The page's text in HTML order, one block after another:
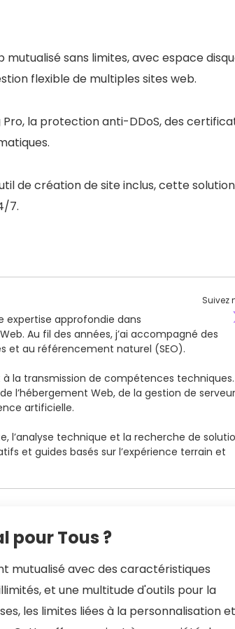
sans limites, avec espace
flexible de multiples sites web.
la protection anti-DDoS, des
de création de site inclus, cette
7.
Suivez
expertise approfondie dans
Au fil des années, j’ai accompagné des
et au référencement naturel (SEO).
la transmission de compétences techniques.
l’hébergement Web, de la gestion de
artificielle.
l’analyse technique et la recherche de
et guides basés sur l’expérience terrain et
pour Tous ?
mutualisé avec des caractéristiques
et une multitude d'outils pour la
les limites liées à la personnalisation et